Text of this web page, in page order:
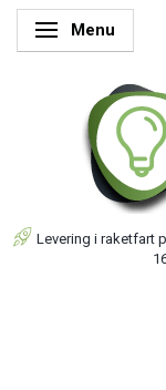
Skifte navigation
Menu
Levering i raketfart